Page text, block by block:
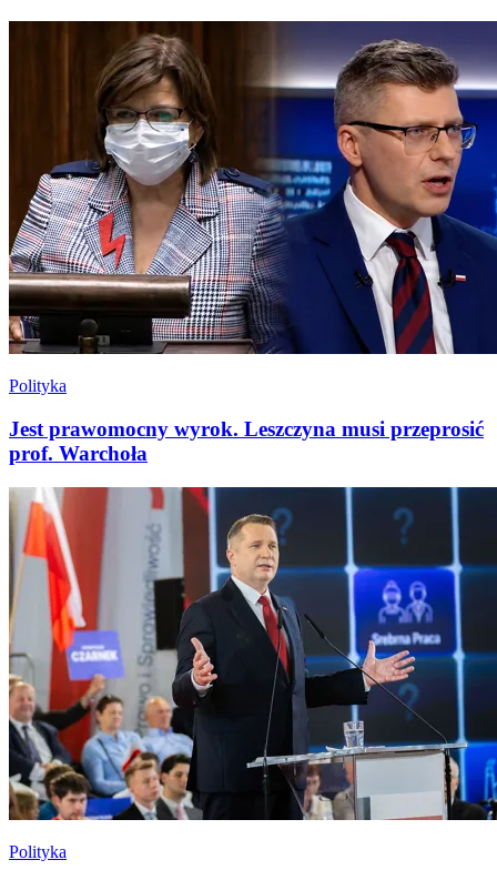
Polityka
Jest prawomocny wyrok. Leszczyna musi przeprosić
prof. Warchoła
Polityka